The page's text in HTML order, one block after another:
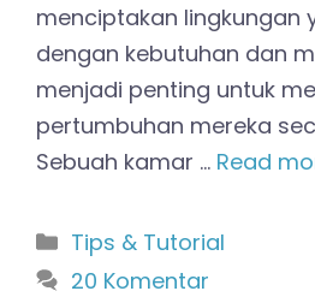
menciptakan lingkungan
dengan kebutuhan dan
menjadi penting untuk
pertumbuhan mereka
Sebuah kamar … Read
Kategori
Tips & Tutorial
20 Komentar